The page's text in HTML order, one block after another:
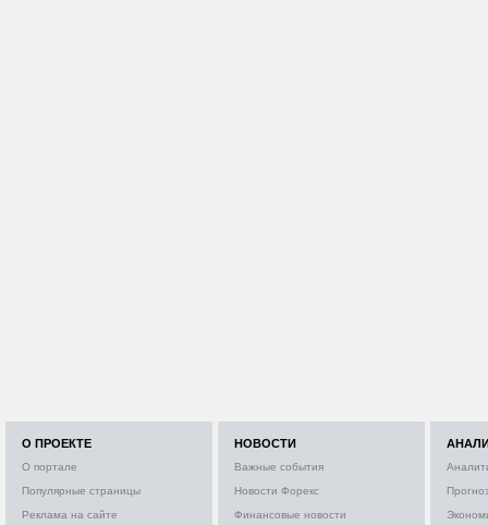
О ПРОЕКТЕ
О портале
Популярные страницы
Реклама на сайте
НОВОСТИ
Важные события
Новости Форекс
Финансовые новости